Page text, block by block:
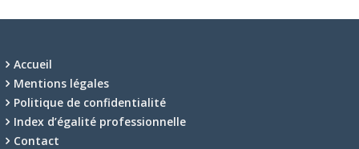
Accueil
Mentions légales
Politique de confidentialité
Index d’égalité professionnelle
Contact